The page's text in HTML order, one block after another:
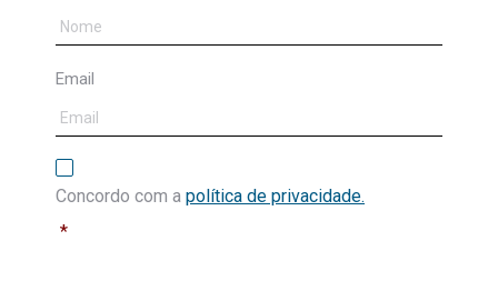
Piscina
Email
Política
de
privacidade
Concordo com a política de privacidade.
*